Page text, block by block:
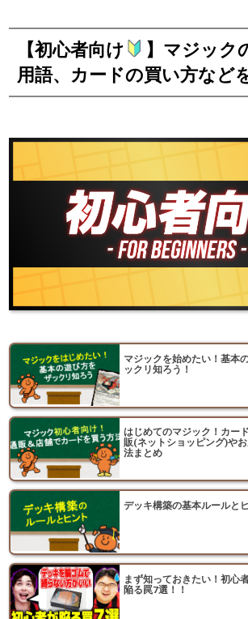
【初心者向け
】マジック
用語、カードの買い方など
マジックを始めたい！基本
ックリ知ろう！
はじめてのマジック！カー
販(ネットショッピング)や
法まとめ
デッキ構築の基本ルールと
まず知っておきたい！初心
陥る罠7選！！